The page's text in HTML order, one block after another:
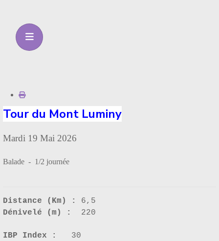
Tour du Mont Luminy
Mardi 19 Mai 2026
Balade - 1/2 journée
Distance (Km) : 6,5
Dénivelé (m) : 220
IBP Index : 30